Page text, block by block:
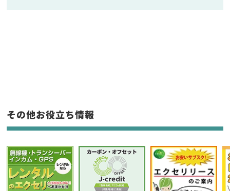
フリーワード入力(製品名等)
選択条件をリセット
その他お役立ち情報